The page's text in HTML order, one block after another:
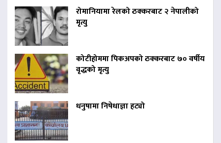
रोमानियामा रेलको ठक्करबाट २ नेपालीको
मृत्यु
कोटीहोममा पिकअपको ठक्करबाट ७० वर्षीय
वृद्धको मृत्यु
धनुषामा निषेधाज्ञा हट्यो